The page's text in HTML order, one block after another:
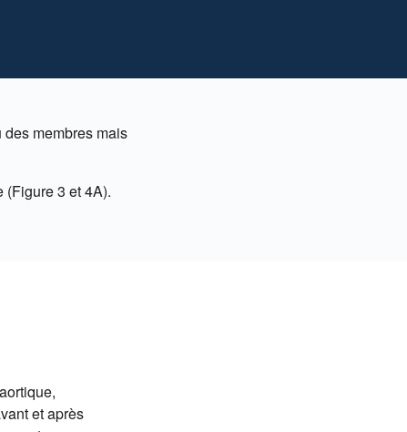
membres mais
(Figure 3 et 4A).
et après